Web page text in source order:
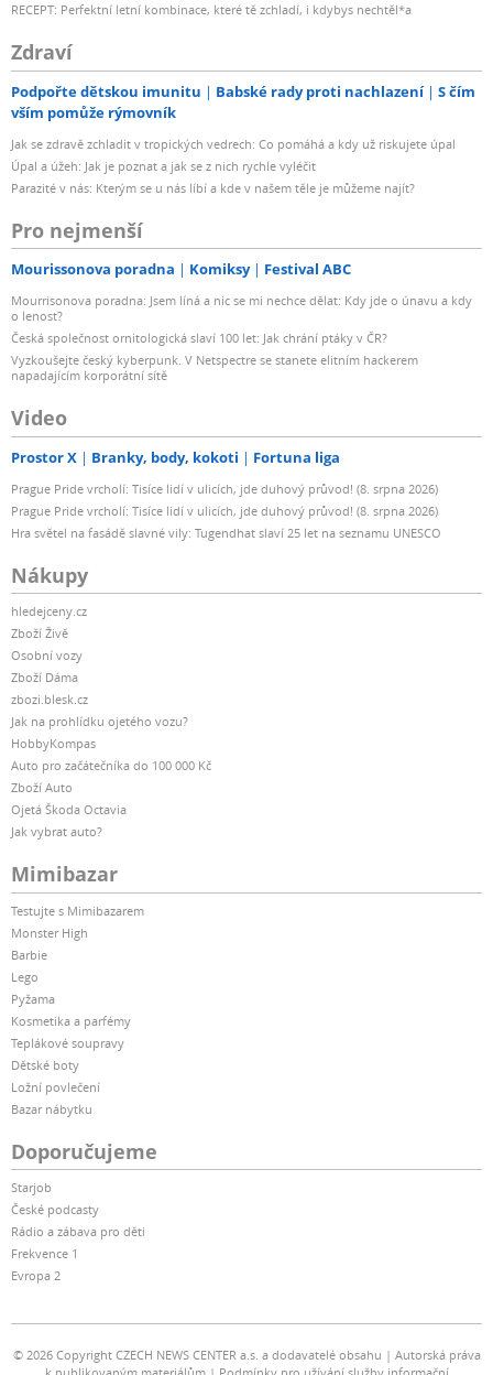
RECEPT: Perfektní letní kombinace, které tě zchladí, i kdybys nechtěl*a
Zdraví
Podpořte dětskou imunitu Babské rady proti nachlazení
S čím
vším pomůže rýmovník
Jak se zdravě zchladit v tropických vedrech: Co pomáhá a kdy už riskujete úpal
Úpal a úžeh: Jak je poznat a jak se z nich rychle vyléčit
Parazité v nás: Kterým se u nás líbí a kde v našem těle je můžeme najít?
Pro nejmenší
Mourissonova poradna Komiksy Festival ABC
Mourrisonova poradna: Jsem líná a nic se mi nechce dělat: Kdy jde o únavu a kdy
o lenost?
Česká společnost ornitologická slaví 100 let: Jak chrání ptáky v ČR?
Vyzkoušejte český kyberpunk. V Netspectre se stanete elitním hackerem
napadajícím korporátní sítě
Video
Prostor X Branky, body, kokoti Fortuna liga
Prague Pride vrcholí: Tisíce lidí v ulicích, jde duhový průvod! (8. srpna 2026)
Prague Pride vrcholí: Tisíce lidí v ulicích, jde duhový průvod! (8. srpna 2026)
Hra světel na fasádě slavné vily: Tugendhat slaví 25 let na seznamu UNESCO
Nákupy
hledejceny.cz
Zboží Živě
Osobní vozy
Zboží Dáma
zbozi.blesk.cz
Jak na prohlídku ojetého vozu?
HobbyKompas
Auto pro začátečníka do 100 000 Kč
Zboží Auto
Ojetá Škoda Octavia
Jak vybrat auto?
Mimibazar
Testujte s Mimibazarem
Monster High
Barbie
Lego
Pyžama
Kosmetika a parfémy
Teplákové soupravy
Dětské boty
Ložní povlečení
Bazar nábytku
Doporučujeme
Starjob
České podcasty
Rádio a zábava pro děti
Frekvence 1
Evropa 2
© 2026 Copyright CZECH NEWS CENTER a.s. a dodavatelé obsahu
Autorská práva